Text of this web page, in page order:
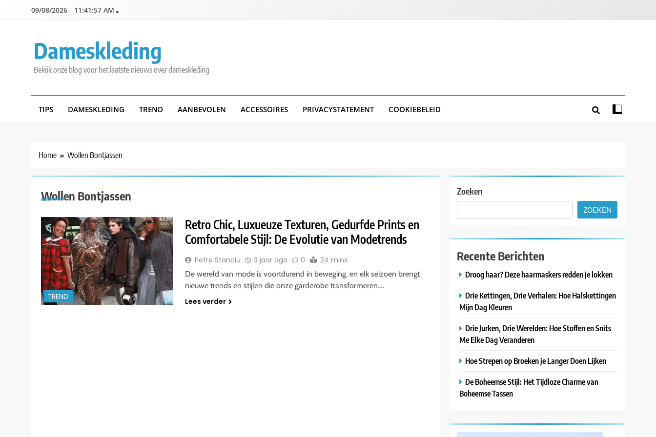
09/08/2026 11:41:57 AM
Dameskleding
Bekijk onze blog voor het laatste nieuws over dameskleding
TIPS DAMESKLEDING TREND AANBEVOLEN ACCESSOIRES PRIVACYSTATEMENT COOKIEBELEID
Home Wollen Bontjassen
Wollen Bontjassen
TREND
Retro Chic, Luxueuze Texturen, Gedurfde Prints en
Comfortabele Stijl: De Evolutie van Modetrends
Petre Stanciu 3 jaar ago 0 24 mins
De wereld van mode is voortdurend in beweging, en elk seizoen brengt
nieuwe trends en stijlen die onze garderobe transformeren….
Lees verder
Zoeken
ZOEKEN
Recente Berichten
Droog haar? Deze haarmaskers redden je lokken
Drie Kettingen, Drie Verhalen: Hoe Halskettingen
Mijn Dag Kleuren
Drie Jurken, Drie Werelden: Hoe Stoffen en Snits
Me Elke Dag Veranderen
Hoe Strepen op Broeken je Langer Doen Lijken
De Boheemse Stijl: Het Tijdloze Charme van
Boheemse Tassen